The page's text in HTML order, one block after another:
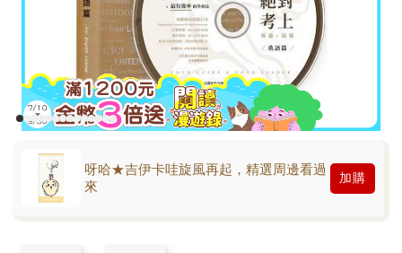
呀哈★吉伊卡哇旋風再起，精選周邊看過
來
加購